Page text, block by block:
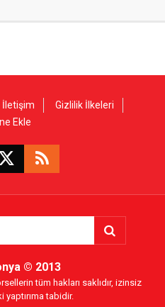
İletişim
Gizlilik İlkeleri
Ekle
© 2013
tüm hakları saklıdır, izinsiz
yaptırıma tabidir.